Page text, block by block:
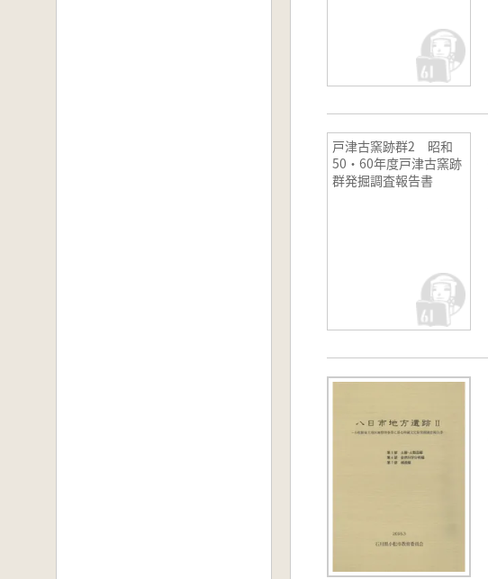
戸津古窯跡群2 昭和
50・60年度戸津古窯跡
群発掘調査報告書